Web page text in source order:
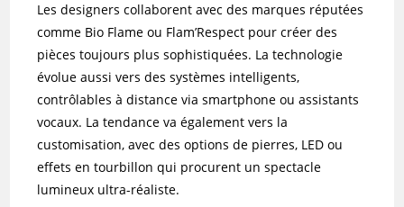
Les designers collaborent avec des marques réputées
comme Bio Flame ou Flam’Respect pour créer des
pièces toujours plus sophistiquées. La technologie
évolue aussi vers des systèmes intelligents,
contrôlables à distance via smartphone ou assistants
vocaux. La tendance va également vers la
customisation, avec des options de pierres, LED ou
effets en tourbillon qui procurent un spectacle
lumineux ultra-réaliste.